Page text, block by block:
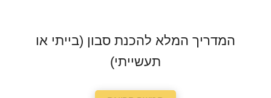
המדריך המלא להכנת סבון (בייתי או
תעשייתי)